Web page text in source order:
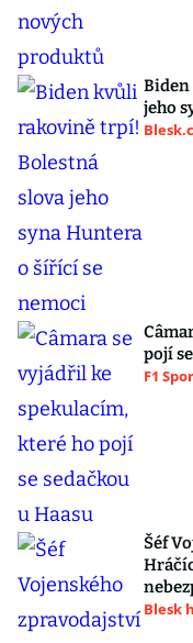
jeho
pojí
F1
Šéf
Blesk